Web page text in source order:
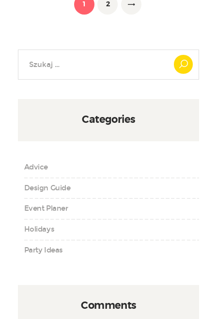
PAGE
1 PAGE
2
Categories
Advice
Design Guide
Event Planer
Holidays
Party Ideas
Comments